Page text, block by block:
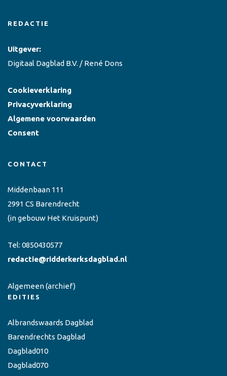
REDACTIE
Uitgever:
Digitaal Dagblad B.V. / René Dons
Cookieverklaring
Privacyverklaring
Algemene voorwaarden
Consent
CONTACT
Middenbaan 111
2991 CS Barendrecht
(in gebouw Het Kruispunt)
Tel: 0850430577
redactie@ridderkerksdagblad.nl
Algemeen(archief)
EDITIES
Albrandswaards Dagblad
Barendrechts Dagblad
Dagblad010
Dagblad070